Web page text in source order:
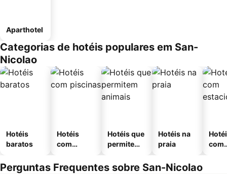
Aparthotel
Categorias de hotéis populares em San-
Nicolao
Hotéis
baratos
Hotéis
com
Hotéis que
permitem
Hotéis na
praia
com
Perguntas Frequentes sobre San-Nicolao